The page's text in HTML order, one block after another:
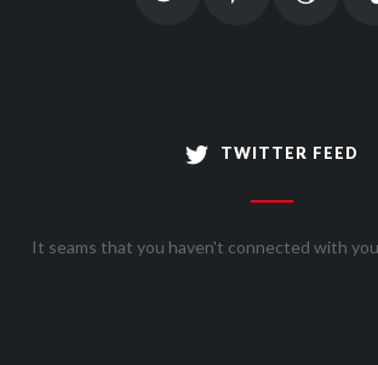
TWITTER FEED
It seams that you haven't connected with